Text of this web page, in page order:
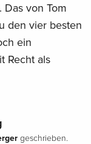
von Tom
den vier besten
ein
Recht als
geschrieben.